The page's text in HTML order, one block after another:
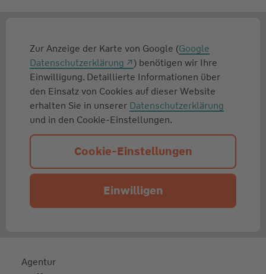
Zur Anzeige der Karte von Google (Google
Datenschutzerklärung
) benötigen wir Ihre
Einwilligung. Detaillierte Informationen über
den Einsatz von Cookies auf dieser Website
erhalten Sie in unserer Datenschutzerklärung
und in den Cookie-Einstellungen.
Cookie-Einstellungen
Einwilligen
Agentur